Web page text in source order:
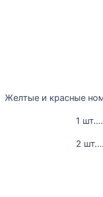
Желтые и красные
1
2